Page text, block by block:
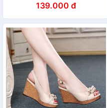
139.000 đ